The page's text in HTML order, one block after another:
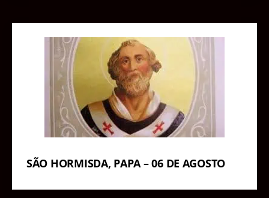
SÃO HORMISDA, PAPA – 06 DE AGOSTO